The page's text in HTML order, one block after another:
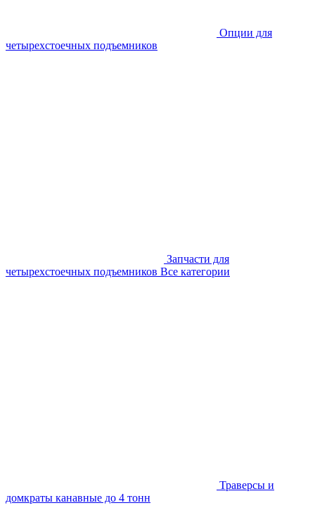
Опции для
четырехстоечных подъемников
Запчасти для
четырехстоечных подъемников Все категории
Траверсы и
домкраты канавные до 4 тонн